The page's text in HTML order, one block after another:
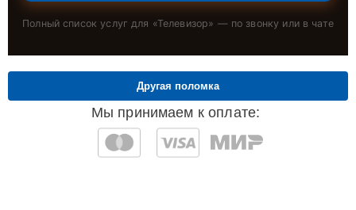
Полный список услуг для «Телевизор» — по звонку или в чате
Мы принимаем к оплате:
Другая поломка